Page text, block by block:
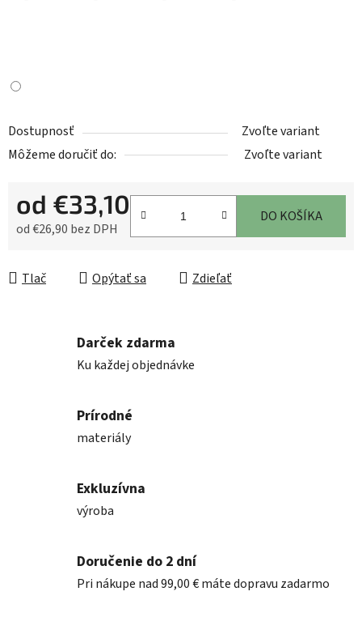
Dostupnosť
Zvoľte variant
Môžeme doručiť do:
Zvoľte variant
od €33,10
od€26,90 bez DPH
DO KOŠÍKA
Tlač Opýtať sa Zdieľať
Darček zdarma
Ku každej objednávke
Prírodné
materiály
Exkluzívna
výroba
Doručenie do 2 dní
Pri nákupe nad 99,00 € máte dopravu zadarmo